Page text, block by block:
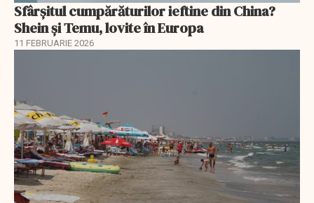
Sfârșitul cumpărăturilor ieftine din China?
Shein și Temu, lovite în Europa
11 FEBRUARIE 2026